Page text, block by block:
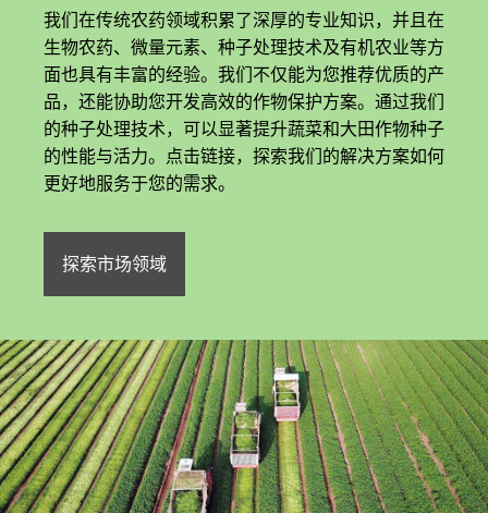
我们在传统农药领域积累了深厚的专业知识，并且在
生物农药、微量元素、种子处理技术及有机农业等方
面也具有丰富的经验。我们不仅能为您推荐优质的产
品，还能协助您开发高效的作物保护方案。通过我们
的种子处理技术，可以显著提升蔬菜和大田作物种子
的性能与活力。点击链接，探索我们的解决方案如何
更好地服务于您的需求。
探索市场领域